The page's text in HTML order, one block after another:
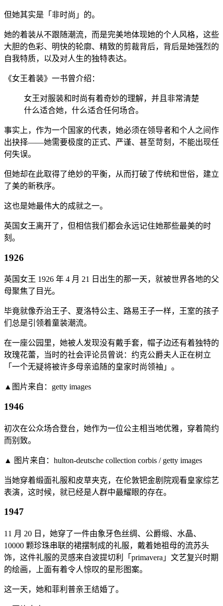
但她其实是「非时尚」的。
她的着装从不跟随潮流，而是完美地体现她的个人风格，这些
大胆的色彩、明快的轮廓、精致的剪裁背后，背后是她强烈的
自我特质，以及对人生的独特表达。
《女王着装》一书曾介绍：
女王对服装和时尚有着奇妙的理解，并且非常清楚
什么适合她，什么适合任何场合。
事实上，作为一个国家的代表，她必须在领导者和个人之间作
出抉择——她需要极度的正式、严谨、甚至苛刻，不能出现任
何失误。
但她却在此取得了绝妙的平衡，从而打破了传统和世俗，建立
了美的新秩序。
这也是她最伟大的成就之一。
英国女王离开了，但相信我们都会永远记住她那些最美的时
刻。
1926
英国女王 1926 年 4 月 21 日出生的那一天，就被世界各地的父
母聚焦了目光。
毕竟就像乔治王子、夏洛特公主、路易王子一样，王室的孩子
们总是引领着童装潮流。
在一座公园里，她被人发现没有戴手套，帽子边还有着独特的
玫瑰花蕾，当时的社会评论员曾说：约克公爵夫人正在树立
「一个无疑将被许多母亲追随的皇家时尚领袖」。
▲图片来自：getty images
1946
初次在公众场合登台，她作为一位公主相当地优雅，穿着简约
而别致。
▲ 图片来自：hulton-deutsche collection corbis / getty images
当她穿着缎面礼服和皮草夹克，在伦敦钯金剧院观看皇家综艺
表演，这时候，就已经是人群中最耀眼的存在。
1947
11 月 20 日，她穿了一件由象牙色丝绸、公爵缎、水晶、
10000 颗珍珠串联的裙摆制成的礼服，戴着她祖母的流苏头
饰，这件礼服的灵感来自波提切利「primavera」文艺复兴时期
的绘画，上面有着令人惊叹的星形图案。
这一天，她和菲利普亲王结婚了。